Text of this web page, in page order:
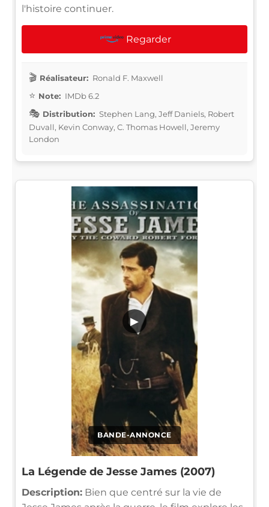
l'histoire continuer.
Regarder
Réalisateur: Ronald F. Maxwell
Note: IMDb 6.2
Distribution: Stephen Lang, Jeff Daniels, Robert
Duvall, Kevin Conway, C. Thomas Howell, Jeremy
London
BANDE-ANNONCE
▶
La Légende de Jesse James (2007)
Description: Bien que centré sur la vie de